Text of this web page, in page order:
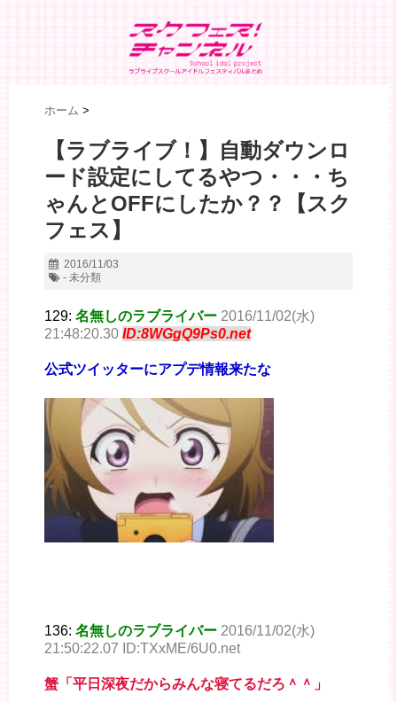
ホーム >
【ラブライブ！】自動ダウンロ
ード設定にしてるやつ・・・ち
ゃんとOFFにしたか？？【スク
フェス】
2016/11/03
- 未分類
129: 名無しのラブライバー 2016/11/02(水)
21:48:20.30 ID:8WGgQ9Ps0.net
公式ツイッターにアプデ情報来たな
136: 名無しのラブライバー 2016/11/02(水)
21:50:22.07 ID:TXxME/6U0.net
蟹「平日深夜だからみんな寝てるだろ＾＾」